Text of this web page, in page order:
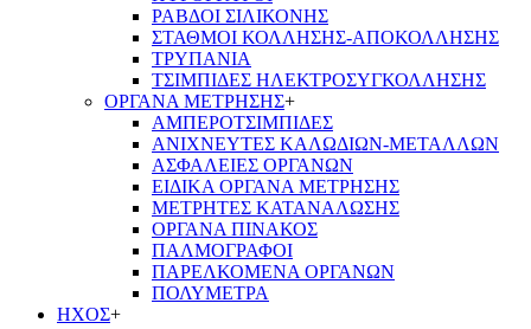
ΡΑΒΔΟΙ ΣΙΛΙΚΟΝΗΣ
ΣΤΑΘΜΟΙ ΚΟΛΛΗΣΗΣ-ΑΠΟΚΟΛΛΗΣΗΣ
ΤΡΥΠΑΝΙΑ
ΤΣΙΜΠΙΔΕΣ ΗΛΕΚΤΡΟΣΥΓΚΟΛΛΗΣΗΣ
ΟΡΓΑΝΑ ΜΕΤΡΗΣΗΣ+
ΑΜΠΕΡΟΤΣΙΜΠΙΔΕΣ
ΑΝΙΧΝΕΥΤΕΣ ΚΑΛΩΔΙΩΝ-ΜΕΤΑΛΛΩΝ
ΑΣΦΑΛΕΙΕΣ ΟΡΓΑΝΩΝ
ΕΙΔΙΚΑ ΟΡΓΑΝΑ ΜΕΤΡΗΣΗΣ
ΜΕΤΡΗΤΕΣ ΚΑΤΑΝΑΛΩΣΗΣ
ΟΡΓΑΝΑ ΠΙΝΑΚΟΣ
ΠΑΛΜΟΓΡΑΦΟΙ
ΠΑΡΕΛΚΟΜΕΝΑ ΟΡΓΑΝΩΝ
ΠΟΛΥΜΕΤΡΑ
ΗΧΟΣ+